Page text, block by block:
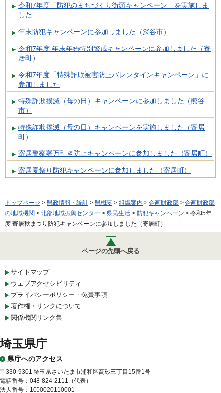
令和7年度「防犯のまちづくり街頭キャンペーン」を実施しま
した
年末防犯キャンペーンに参加しました（深谷市）
令和7年度 年末年始特別警戒キャンペーンに参加しました（寄
居町）
令和7年度「特殊詐欺被害防止バレンタインキャンペーン」に
参加しました
特殊詐欺撲滅（母の日）キャンペーンに参加しました（熊谷
市）
特殊詐欺撲滅（母の日）キャンペーンを実施しました（寄居
町）
寄居警察署万引き防止キャンペーンに参加しました（寄居町）
寄居夏祭り防犯キャンペーンに参加しました（寄居町）
トップページ > 県政情報・統計 > 県概要 > 組織案内 > 企画財政部 > 企画財政部
の地域機関 > 北部地域振興センター > 県民生活 > 防犯キャンペーン > 令和5年
度 寄居秋まつり防犯キャンペーンに参加しました（寄居町）
ページの先頭へ戻る
サイトマップ
ウェブアクセシビリティ
プライバシーポリシー・免責事項
著作権・リンクについて
関係機関リンク集
埼玉県庁
県庁へのアクセス
〒330-9301 埼玉県さいたま市浦和区高砂三丁目15番1号
電話番号：048-824-2111（代表）
法人番号：1000020110001